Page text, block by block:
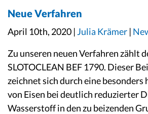
Neue Verfahren
April 10th, 2020 |Julia Krämer |
Zu unseren neuen Verfahren zählt
SLOTOCLEAN BEF 1790. Dieser
zeichnet sich durch eine
von Eisen bei deutlich reduzierter
Wasserstoff in den zu beizenden